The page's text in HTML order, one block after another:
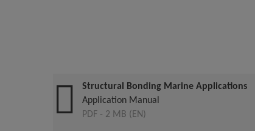
Structural Bonding Marine Applications
Application Manual
PDF - 2 MB (EN)